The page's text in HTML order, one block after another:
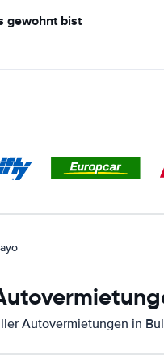
gewohnt bist
Autovermietungen in